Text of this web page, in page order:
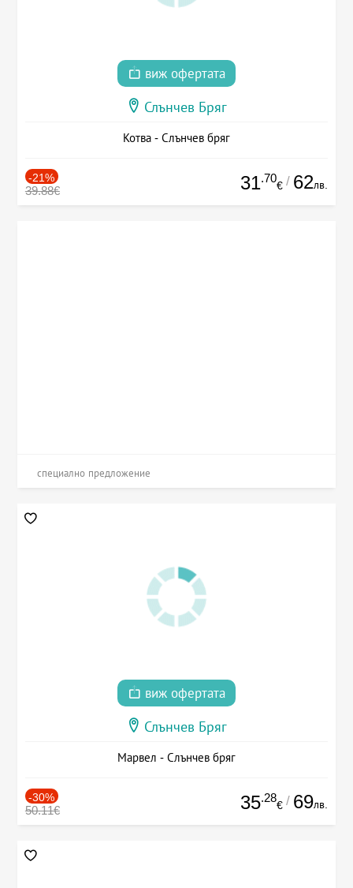
виж офертата
Слънчев Бряг
Котва - Слънчев бряг
-21%
39.88€ 31.70
€ / 62лв.
специално предложение
виж офертата
Слънчев Бряг
Марвел - Слънчев бряг
-30%
50.11€ 35.28
€ / 69лв.